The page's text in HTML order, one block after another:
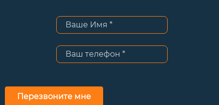
Перезвоните мне